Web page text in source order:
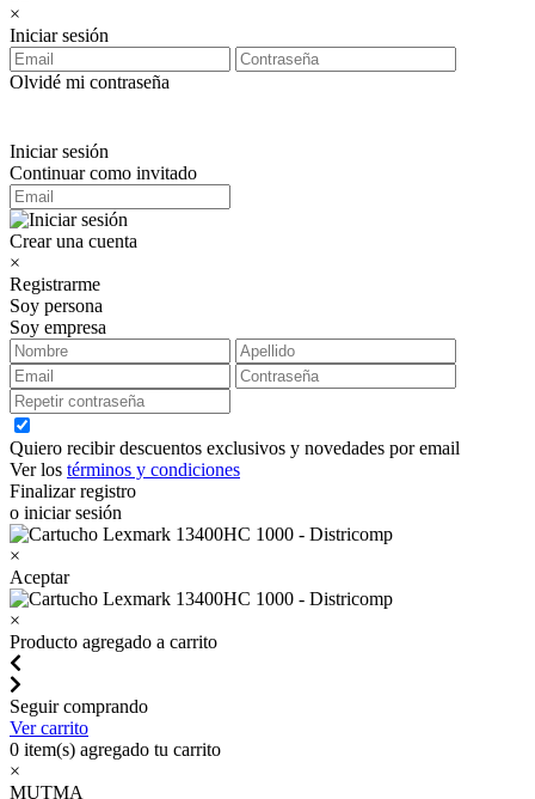
×
Iniciar sesión
Olvidé mi contraseña
Iniciar sesión
Continuar como invitado
Crear una cuenta
×
Registrarme
Soy persona
Soy empresa
Quiero recibir descuentos exclusivos y novedades por email
Ver los términos y condiciones
Finalizar registro
o iniciar sesión
×
Aceptar
×
Producto agregado a carrito
Seguir comprando
Ver carrito
0 item(s) agregado tu carrito
×
MUTMA